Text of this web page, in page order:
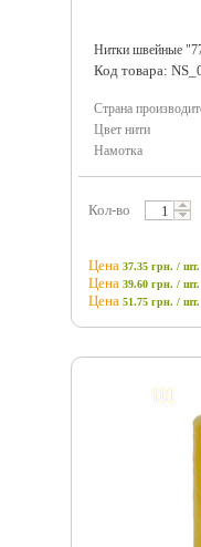
Нитки швейные
Код товара:
Страна
Цвет нити
Намотка
Кол-во
Цена 37.35 грн. / шт.
Цена 39.60 грн. / шт.
Цена 51.75 грн. / шт.